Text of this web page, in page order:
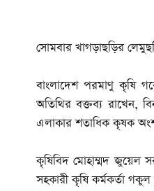
সোমবার খাগড়াছড়ির
বাংলাদেশ পরমাণু কৃষি
অতিথির বক্তব্য রাখেন,
এলাকার শতাধিক কৃষক
কৃষিবিদ মোহাম্মদ জুয়েল
সহকারী কৃষি কর্মকর্তা